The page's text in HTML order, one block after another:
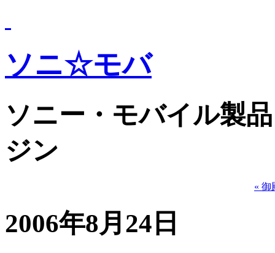
ソニ☆モバ
ソニー・モバイル製
ジン
« 御
2006年8月24日